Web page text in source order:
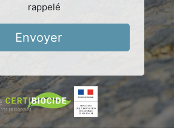
rappelé
Envoyer